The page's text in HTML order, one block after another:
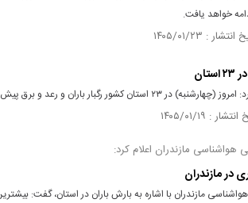
خواهد یافت.
کشور رگبار باران و رعد و برق پیش بینی می شود.
مازندران اعلام کرد:
مازندران با اشاره به بارش باران در استان، گفت: